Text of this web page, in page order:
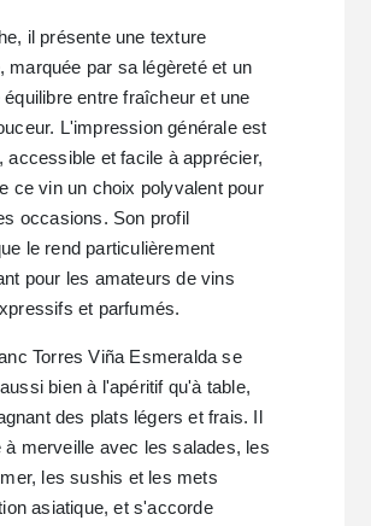
il présente une texture
marquée par sa légèreté et un
équilibre entre fraîcheur et une
L'impression générale est
accessible et facile à apprécier,
ce vin un choix polyvalent pour
occasions. Son profil
le rend particulièrement
pour les amateurs de vins
et parfumés.
Torres Viña Esmeralda se
bien à l'apéritif qu'à table,
des plats légers et frais. Il
à merveille avec les salades, les
les sushis et les mets
asiatique, et s'accorde